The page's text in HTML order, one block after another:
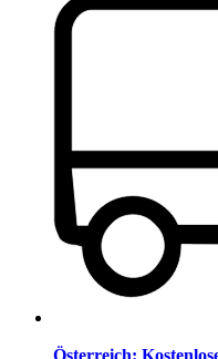
Österreich: